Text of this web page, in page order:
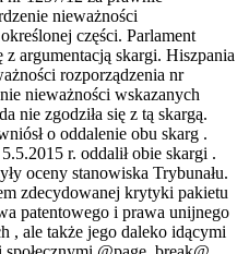
nieważności
części. Parlament
argumentacją skargi. Hiszpania
rozporządzenia nr
nieważności wskazanych
nie zgodziła się z tą skargą.
o oddalenie obu skarg .
r. oddalił obie skargi .
oceny stanowiska Trybunału.
zdecydowanej krytyki pakietu
patentowego i prawa unijnego
, ale także jego daleko idącymi